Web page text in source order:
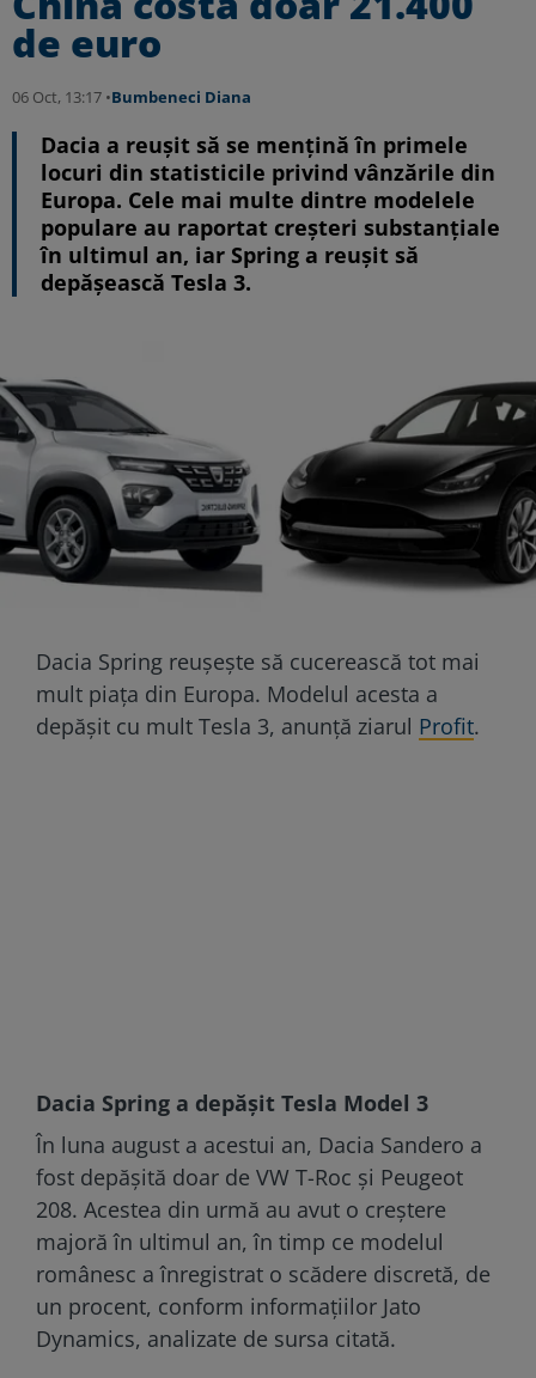
de euro
06 Oct, 13:17 •Bumbeneci Diana
Dacia a reușit să se mențină în primele
locuri din statisticile privind vânzările din
Europa. Cele mai multe dintre modelele
populare au raportat creșteri substanțiale
în ultimul an, iar Spring a reușit să
depășească Tesla 3.
Dacia Spring reușește să cucerească tot mai
mult piața din Europa. Modelul acesta a
depășit cu mult Tesla 3, anunță ziarul Profit.
Dacia Spring a depășit Tesla Model 3
În luna august a acestui an, Dacia Sandero a
fost depășită doar de VW T-Roc și Peugeot
208. Acestea din urmă au avut o creștere
majoră în ultimul an, în timp ce modelul
românesc a înregistrat o scădere discretă, de
un procent, conform informațiilor Jato
Dynamics, analizate de sursa citată.